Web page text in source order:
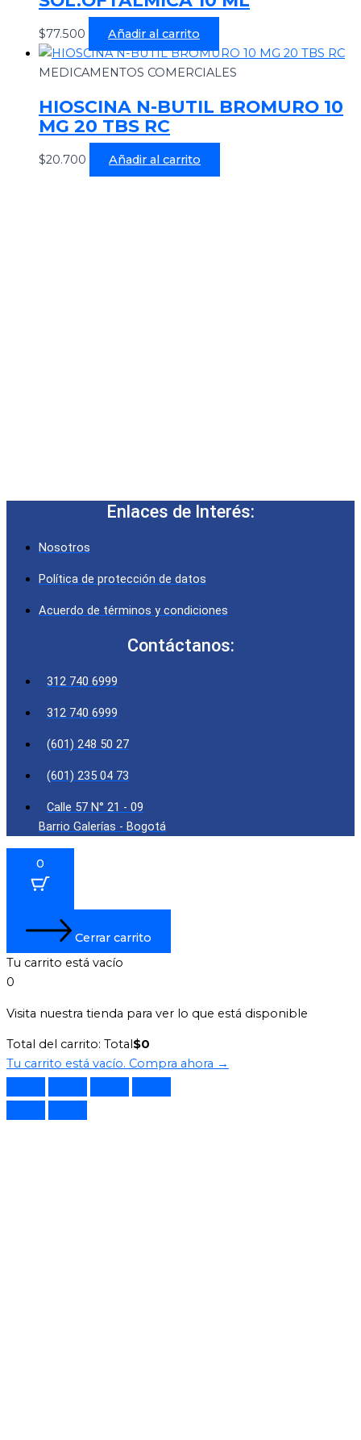
$77.500 Añadir al carrito
MEDICAMENTOS COMERCIALES
HIOSCINA N-BUTIL BROMURO 10
MG 20 TBS RC
$20.700 Añadir al carrito
Enlaces de Interés:
Nosotros
Política de protección de datos
Acuerdo de términos y condiciones
Contáctanos:
312 740 6999
312 740 6999
(601) 248 50 27
(601) 235 04 73
Calle 57 N° 21 - 09
Barrio Galerías - Bogotá
0
Cerrar carrito
Tu carrito está vacío
0
Visita nuestra tienda para ver lo que está disponible
Total del carrito: Total$0
Tu carrito está vacío. Compra ahora →